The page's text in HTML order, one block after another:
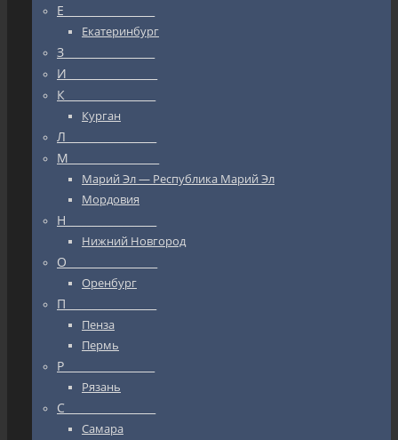
Е_________________
Екатеринбург
З_________________
И_________________
К_________________
Курган
Л_________________
М_________________
Марий Эл — Республика Марий Эл
Мордовия
Н_________________
Нижний Новгород
О_________________
Оренбург
П_________________
Пенза
Пермь
Р_________________
Рязань
С_________________
Самара